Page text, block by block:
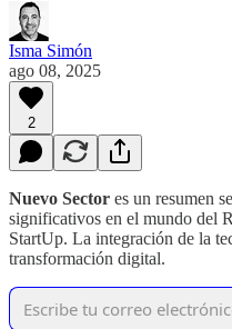
Isma Simón
ago 08, 2025
2
Nuevo Sector es un resumen
significativos en el mundo del
StartUp. La integración de la
transformación digital.